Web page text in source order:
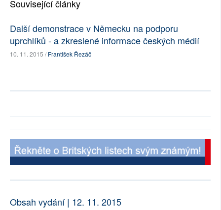
Související články
Další demonstrace v Německu na podporu
uprchlíků - a zkreslené informace českých médií
10. 11. 2015 /František Řezáč
Obsah vydání | 12. 11. 2015